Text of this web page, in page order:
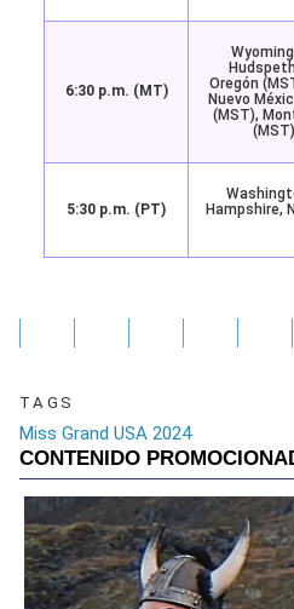
6:30 p.m. (MT)
Oregón
Nuevo
(MST),
5:30 p.m. (PT)
Hampshire,
TAGS
Miss Grand USA 2024